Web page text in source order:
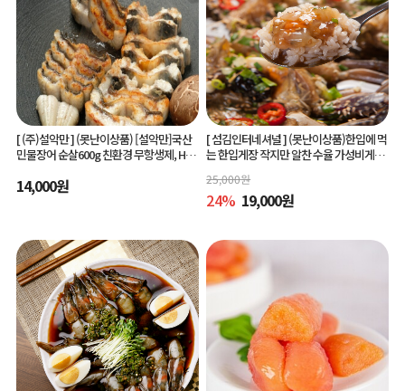
[ (주)설악만 ](못난이상품) [설악만]국산
민물장어 순살600g 친환경 무항생제, HAC
14,000원
[ 섬김인터네셔널 ](못난이상품)한입에 먹
는 한입게장 작지만 알찬 수율 가성비게장
씨한입게장
25,000원
24% 19,000원